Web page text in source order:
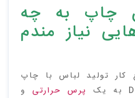
چاپ به چه
نیاز مندم
کار تولید لباس با چاپ
پرس حرارتی و